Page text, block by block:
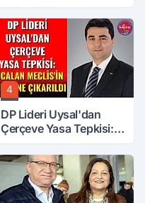
4
DP Lideri Uysal'dan
Çerçeve Yasa Tepkisi:
Üzerine Çıkarıldı